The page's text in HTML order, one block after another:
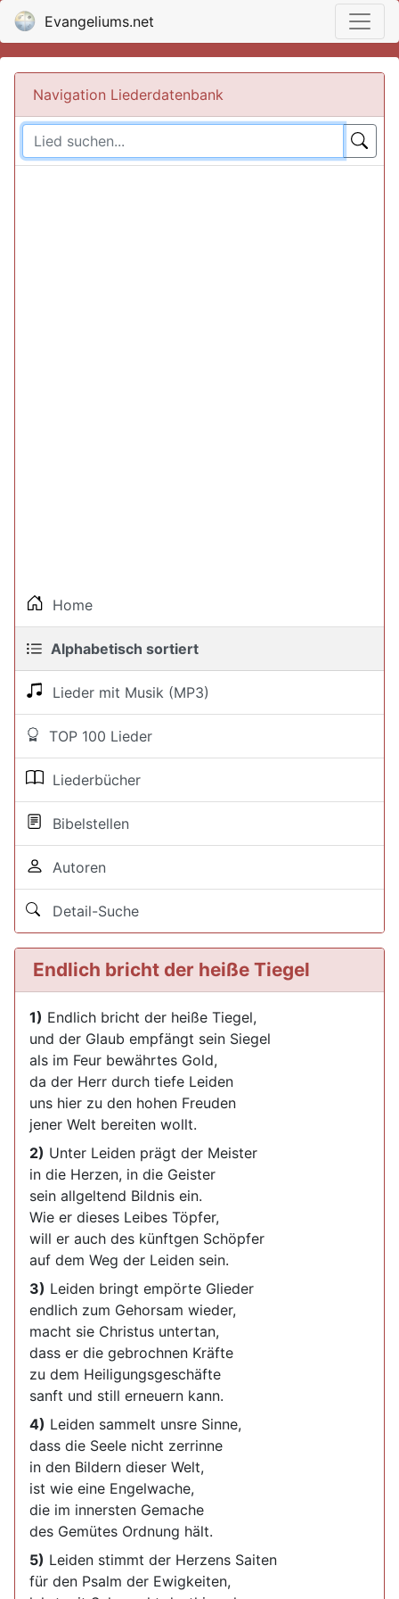
Evangeliums.net
Navigation Liederdatenbank
Home
Alphabetisch sortiert
Lieder mit Musik (MP3)
TOP 100 Lieder
Liederbücher
Bibelstellen
Autoren
Detail-Suche
Endlich bricht der heiße Tiegel
1) Endlich bricht der heiße Tiegel,
und der Glaub empfängt sein Siegel
als im Feur bewährtes Gold,
da der Herr durch tiefe Leiden
uns hier zu den hohen Freuden
jener Welt bereiten wollt.
2) Unter Leiden prägt der Meister
in die Herzen, in die Geister
sein allgeltend Bildnis ein.
Wie er dieses Leibes Töpfer,
will er auch des künftgen Schöpfer
auf dem Weg der Leiden sein.
3) Leiden bringt empörte Glieder
endlich zum Gehorsam wieder,
macht sie Christus untertan,
dass er die gebrochnen Kräfte
zu dem Heiligungsgeschäfte
sanft und still erneuern kann.
4) Leiden sammelt unsre Sinne,
dass die Seele nicht zerrinne
in den Bildern dieser Welt,
ist wie eine Engelwache,
die im innersten Gemache
des Gemütes Ordnung hält.
5) Leiden stimmt der Herzens Saiten
für den Psalm der Ewigkeiten,